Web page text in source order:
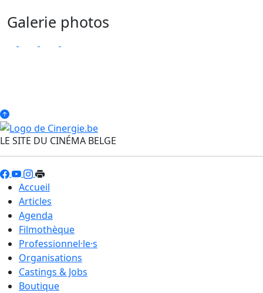
Galerie photos
LE SITE DU CINÉMA BELGE
Accueil
Articles
Agenda
Filmothèque
Professionnel·le·s
Organisations
Castings & Jobs
Boutique